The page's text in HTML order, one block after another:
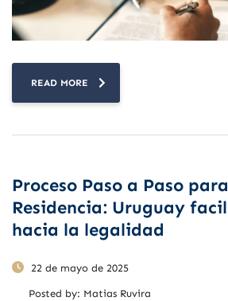
READ MORE
Proceso Paso a Paso
Residencia: Uruguay
hacia la legalidad
22 de mayo de 2025
Posted by: Matias Ruvira